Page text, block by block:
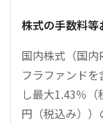
株式の手数料
国内株式（国
フラファンド
し最大1.43％
円（税込み）